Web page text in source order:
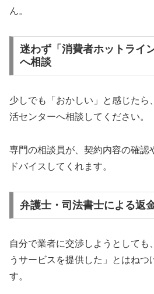
ん。
迷わず「消費者ホットライ
へ相談
少しでも「おかしい」と感じたら
活センターへ相談してください。
専門の相談員が、契約内容の確認
ドバイスしてくれます。
弁護士・司法書士による返
自分で業者に交渉しようとしても
うサービスを提供した」とはねつ
す。